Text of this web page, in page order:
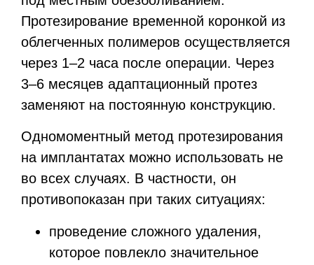
Протезирование временной коронкой из
облегченных полимеров осуществляется
через 1–2 часа после операции. Через
3–6 месяцев адаптационный протез
заменяют на постоянную конструкцию.
Одномоментный метод протезирования
на имплантатах можно использовать не
во всех случаях. В частности, он
противопоказан при таких ситуациях:
проведение сложного удаления,
которое повлекло значительное